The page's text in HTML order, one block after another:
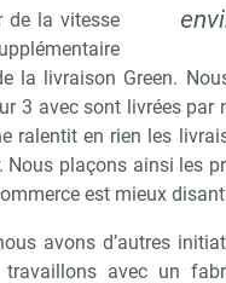
de la vitesse
la livraison Green.
3 avec sont livrées
ralentit en rien les
Nous plaçons ainsi les
est mieux
avons d’autres
travaillons avec un